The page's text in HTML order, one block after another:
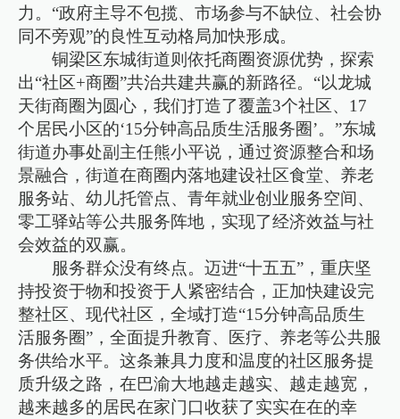
力。“政府主导不包揽、市场参与不缺位、社会协
同不旁观”的良性互动格局加快形成。
铜梁区东城街道则依托商圈资源优势，探索
出“社区+商圈”共治共建共赢的新路径。“以龙城
天街商圈为圆心，我们打造了覆盖3个社区、17
个居民小区的‘15分钟高品质生活服务圈’。”东城
街道办事处副主任熊小平说，通过资源整合和场
景融合，街道在商圈内落地建设社区食堂、养老
服务站、幼儿托管点、青年就业创业服务空间、
零工驿站等公共服务阵地，实现了经济效益与社
会效益的双赢。
服务群众没有终点。迈进“十五五”，重庆坚
持投资于物和投资于人紧密结合，正加快建设完
整社区、现代社区，全域打造“15分钟高品质生
活服务圈”，全面提升教育、医疗、养老等公共服
务供给水平。这条兼具力度和温度的社区服务提
质升级之路，在巴渝大地越走越实、越走越宽，
越来越多的居民在家门口收获了实实在在的幸